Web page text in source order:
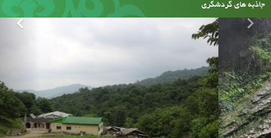
جاذبه های گردشگری